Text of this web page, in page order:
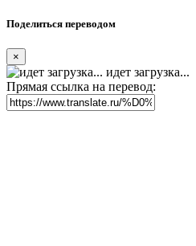
Поделиться переводом
×
идет загрузка...
Прямая ссылка на перевод: